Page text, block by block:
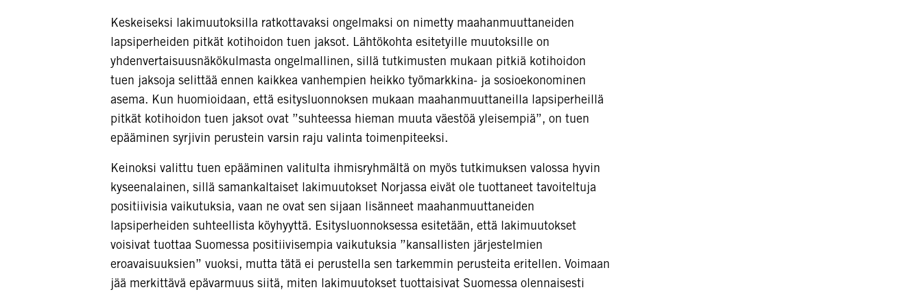
Keskeiseksi lakimuutoksilla ratkottavaksi ongelmaksi on nimetty maahanmuuttaneiden
lapsiperheiden pitkät kotihoidon tuen jaksot. Lähtökohta esitetyille muutoksille on
yhdenvertaisuusnäkökulmasta ongelmallinen, sillä tutkimusten mukaan pitkiä kotihoidon
tuen jaksoja selittää ennen kaikkea vanhempien heikko työmarkkina- ja sosioekonominen
asema. Kun huomioidaan, että esitysluonnoksen mukaan maahanmuuttaneilla lapsiperheillä
pitkät kotihoidon tuen jaksot ovat ”suhteessa hieman muuta väestöä yleisempiä”, on tuen
epääminen syrjivin perustein varsin raju valinta toimenpiteeksi.
Keinoksi valittu tuen epääminen valitulta ihmisryhmältä on myös tutkimuksen valossa hyvin
kyseenalainen, sillä samankaltaiset lakimuutokset Norjassa eivät ole tuottaneet tavoiteltuja
positiivisia vaikutuksia, vaan ne ovat sen sijaan lisänneet maahanmuuttaneiden
lapsiperheiden suhteellista köyhyyttä. Esitysluonnoksessa esitetään, että lakimuutokset
voisivat tuottaa Suomessa positiivisempia vaikutuksia ”kansallisten järjestelmien
eroavaisuuksien” vuoksi, mutta tätä ei perustella sen tarkemmin perusteita eritellen. Voimaan
jää merkittävä epävarmuus siitä, miten lakimuutokset tuottaisivat Suomessa olennaisesti